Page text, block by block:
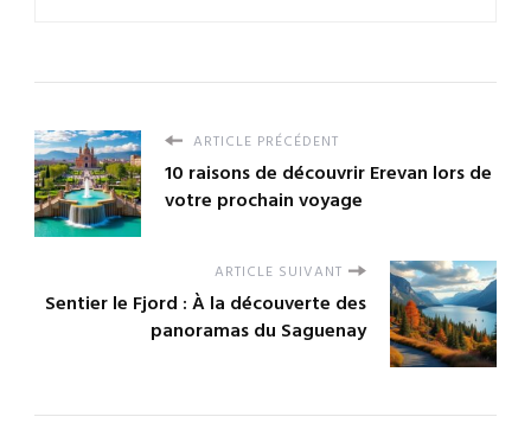
ARTICLE PRÉCÉDENT
10 raisons de découvrir Erevan lors de
votre prochain voyage
ARTICLE SUIVANT
Sentier le Fjord : À la découverte des
panoramas du Saguenay